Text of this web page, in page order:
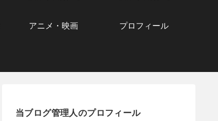
アニメ・映画 プロフィール
当ブログ管理人のプロフィール